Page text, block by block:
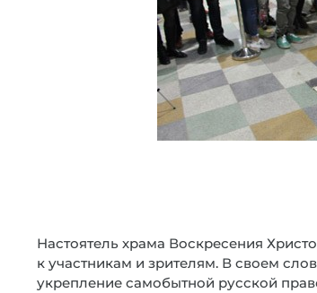
Настоятель храма Воскресения
к участникам и зрителям. В своем
укрепление самобытной русской